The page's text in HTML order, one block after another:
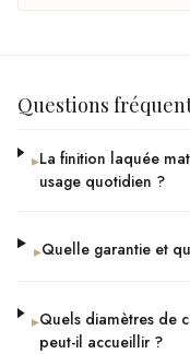
Questions
▸La finition laquée
usage quotidien ?
▸Quelle garantie et
▸Quels diamètres de
peut-il accueillir ?